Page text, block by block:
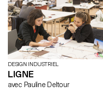
DESIGN INDUSTRIEL
LIGNE
avec Pauline Deltour